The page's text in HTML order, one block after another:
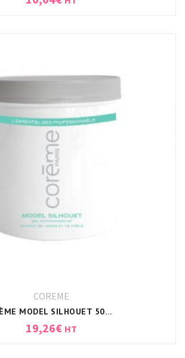
COREME
CRÈME MODEL SILHOUET 500ML CORÈME
19,26€ HT